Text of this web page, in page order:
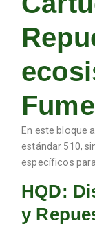
Fume
En este bloque
estándar 510,
específicos
HQD:
y